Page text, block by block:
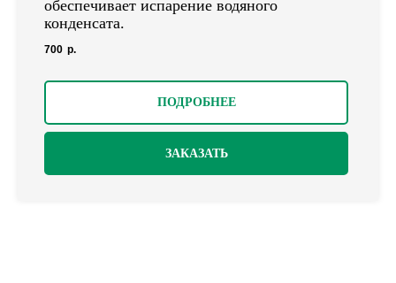
обеспечивает испарение водяного
конденсата.
700 р.
ПОДРОБНЕЕ
ЗАКАЗАТЬ